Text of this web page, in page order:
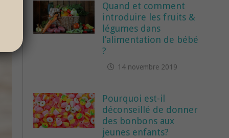
Quand et comment
introduire les fruits &
légumes dans
l’alimentation de bébé
?
14 novembre 2019
Pourquoi est-il
déconseillé de donner
des bonbons aux
jeunes enfants?